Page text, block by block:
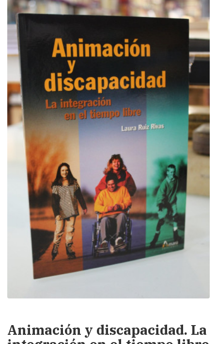
Animación y discapacidad. La